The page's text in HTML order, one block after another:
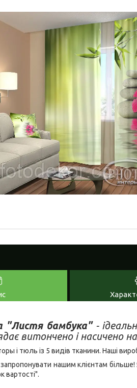
бамбука"-
витончено і насичено
і тюль із 5 видів тканини. Наші
нашим клієнтам
вартості".